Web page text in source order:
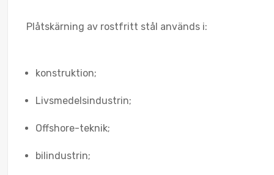
Plåtskärning av rostfritt stål används i:
konstruktion;
Livsmedelsindustrin;
Offshore-teknik;
bilindustrin;